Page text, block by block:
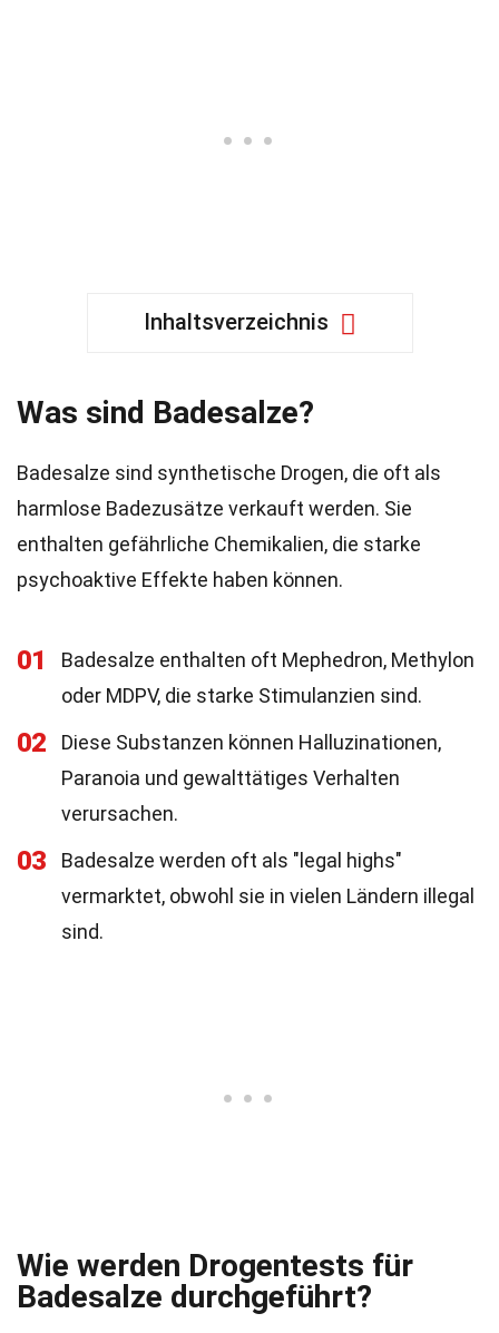
Inhaltsverzeichnis
Was sind Badesalze?
Badesalze sind synthetische Drogen, die oft als
harmlose Badezusätze verkauft werden. Sie
enthalten gefährliche Chemikalien, die starke
psychoaktive Effekte haben können.
01
Badesalze enthalten oft Mephedron, Methylon
oder MDPV, die starke Stimulanzien sind.
02
Diese Substanzen können Halluzinationen,
Paranoia und gewalttätiges Verhalten
verursachen.
03
Badesalze werden oft als "legal highs"
vermarktet, obwohl sie in vielen Ländern illegal
sind.
Wie werden Drogentests für
Badesalze durchgeführt?